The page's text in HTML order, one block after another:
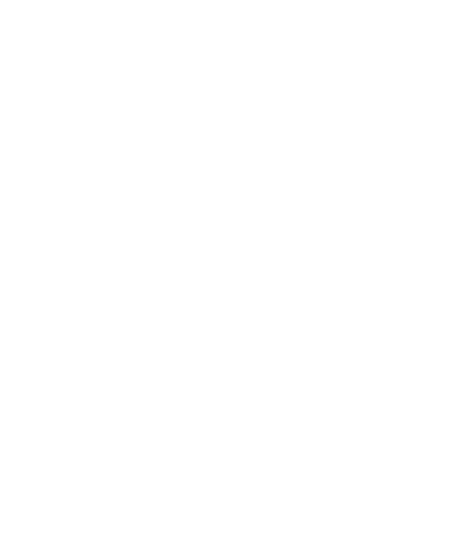
uvedené vybavení)
slunečníky zdarma. Osušky oproti depozitu.